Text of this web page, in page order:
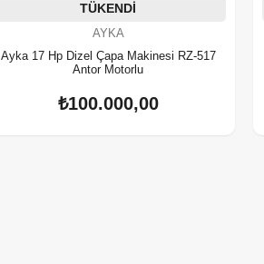
TÜKENDI
AYKA
Ayka 17 Hp Dizel Çapa Makinesi RZ-517
Antor Motorlu
₺100.000,00